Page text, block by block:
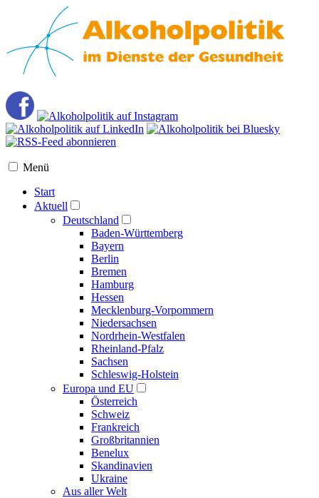
Menü
Start
Aktuell
Deutschland
Baden-Württemberg
Bayern
Berlin
Bremen
Hamburg
Hessen
Mecklenburg-Vorpommern
Niedersachsen
Nordrhein-Westfalen
Rheinland-Pfalz
Sachsen
Schleswig-Holstein
Europa und EU
Österreich
Schweiz
Frankreich
Großbritannien
Benelux
Skandinavien
Ukraine
Aus aller Welt